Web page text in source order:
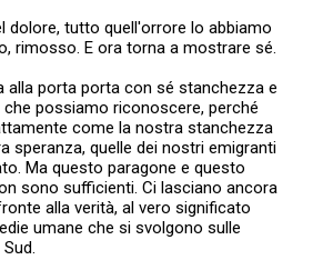
dolore, tutto quell'orrore lo abbiamo
rimosso. E ora torna a mostrare sé.
alla porta porta con sé stanchezza e
che possiamo riconoscere, perché
come la nostra stanchezza
speranza, quelle dei nostri emigranti
Ma questo paragone e questo
sono sufficienti. Ci lasciano ancora
alla verità, al vero significato
umane che si svolgono sulle